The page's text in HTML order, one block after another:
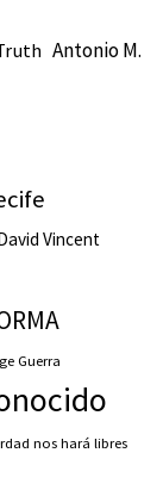
Antonio M.
Vincent
Guerra
nos hará libres